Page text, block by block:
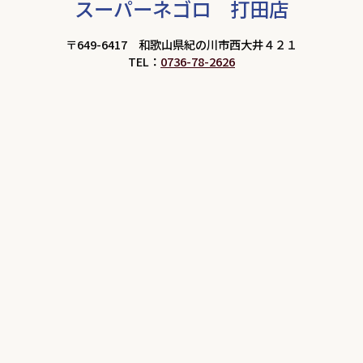
スーパーネゴロ 打田店
〒649-6417 和歌山県紀の川市西大井４２１
TEL： 0736-78-2626